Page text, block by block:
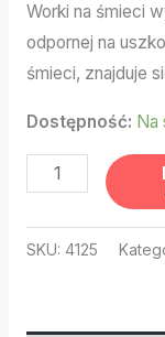
Worki na śmieci
odpornej na
śmieci, znajduje
Dostępność: Na
SKU: 4125